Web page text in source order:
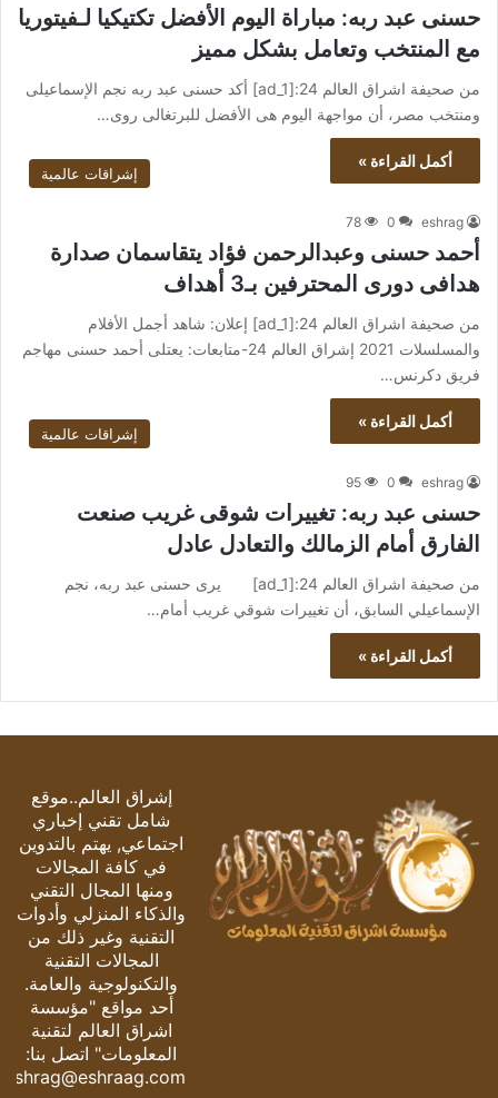
حسنى عبد ربه: مباراة اليوم الأفضل تكتيكيا لـفيتوريا
مع المنتخب وتعامل بشكل مميز
من صحيفة اشراق العالم 24:[ad_1] أكد حسنى عبد ربه نجم الإسماعيلى
ومنتخب مصر، أن مواجهة اليوم هى الأفضل للبرتغالى روى…
أكمل القراءة »
إشراقات عالمية
eshrag
0
78
أحمد حسنى وعبدالرحمن فؤاد يتقاسمان صدارة
هدافى دورى المحترفين بـ3 أهداف
من صحيفة اشراق العالم 24:[ad_1] إعلان: شاهد أجمل الأفلام
والمسلسلات 2021 إشراق العالم 24-متابعات: يعتلى أحمد حسنى مهاجم
فريق دكرنس…
أكمل القراءة »
إشراقات عالمية
eshrag
0
95
حسنى عبد ربه: تغييرات شوقى غريب صنعت
الفارق أمام الزمالك والتعادل عادل
من صحيفة اشراق العالم 24:[ad_1] يرى حسنى عبد ربه، نجم
الإسماعيلي السابق، أن تغييرات شوقي غريب أمام…
أكمل القراءة »
إشراق العالم..موقع
شامل تقني إخباري
اجتماعي, يهتم بالتدوين
في كافة المجالات
ومنها المجال التقني
والذكاء المنزلي وأدوات
التقنية وغير ذلك من
المجالات التقنية
والتكنولوجية والعامة.
أحد مواقع "مؤسسة
اشراق العالم لتقنية
المعلومات" اتصل بنا:
eshrag@eshraag.com